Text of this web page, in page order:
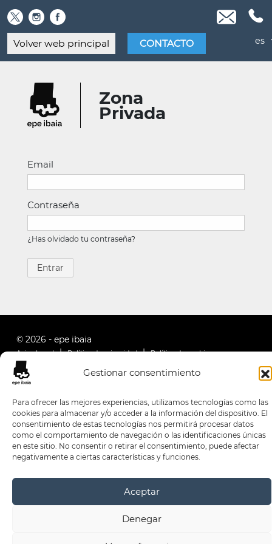
Gestionar consentimiento
Para ofrecer las mejores experiencias, utilizamos tecnologías como las
cookies para almacenar y/o acceder a la información del dispositivo. El
consentimiento de estas tecnologías nos permitirá procesar datos
como el comportamiento de navegación o las identificaciones únicas
en este sitio. No consentir o retirar el consentimiento, puede afectar
negativamente a ciertas características y funciones.
Aceptar
Denegar
Skip
to
content
Volver web principal CONTACTO es
Zona
Privada
Email
Contraseña
¿Has olvidado tu contraseña?
Entrar
© 2026 - epe ibaia
Aviso Legal Política de privacidad Política de cookies